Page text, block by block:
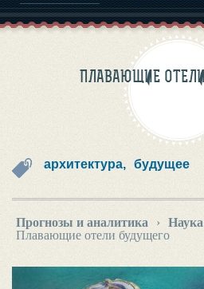
ПЛАВАЮЩИЕ
архитектура, будущее
Прогнозы и аналитика ›
Плавающие отели будущего